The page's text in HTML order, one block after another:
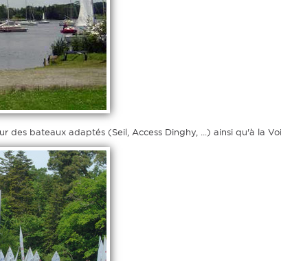
bateaux adaptés (Seil, Access Dinghy, ...) ainsi qu'à la